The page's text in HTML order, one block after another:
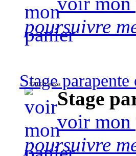
poursuivre
Stage
570,00 euros
Stage
voir mon
poursuivre